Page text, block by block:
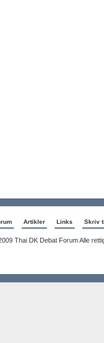
Artikler Links Skriv
Thai DK Debat Forum Alle